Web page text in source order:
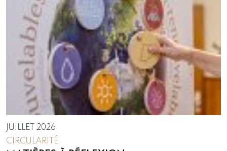
JUILLET 2026
CIRCULARITÉ